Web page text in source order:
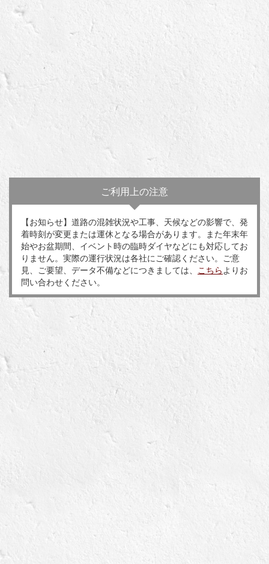
ご利用上の注意
【お知らせ】道路の混雑状況や工事、天候などの影響で、発
着時刻が変更または運休となる場合があります。また年末年
始やお盆期間、イベント時の臨時ダイヤなどにも対応してお
りません。実際の運行状況は各社にご確認ください。ご意
見、ご要望、データ不備などにつきましては、
こちら よりお
問い合わせください。